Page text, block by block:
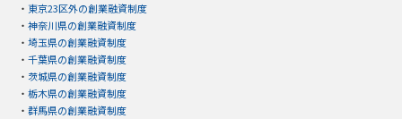
・ 東京23区外の創業融資制度
・ 神奈川県の創業融資制度
・ 埼玉県の創業融資制度
・ 千葉県の創業融資制度
・ 茨城県の創業融資制度
・ 栃木県の創業融資制度
・ 群馬県の創業融資制度